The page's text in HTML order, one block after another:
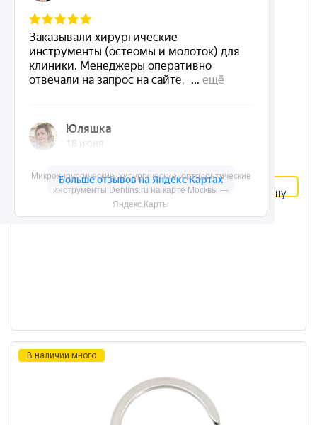
Микрохирургические, хирургические, ортодонтические
инструменты Dentins.ru на карте Москвы —
Яндекс.Карты
216 ₽
корзину
Брелок больной зубик, 5
В наличии много